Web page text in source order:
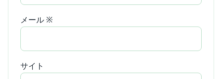
メール ※
サイト